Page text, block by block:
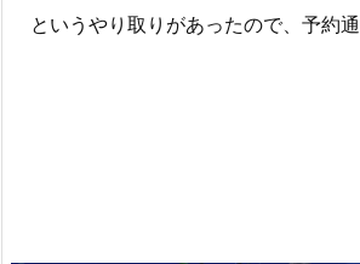
というやり取りがあったので、予約通